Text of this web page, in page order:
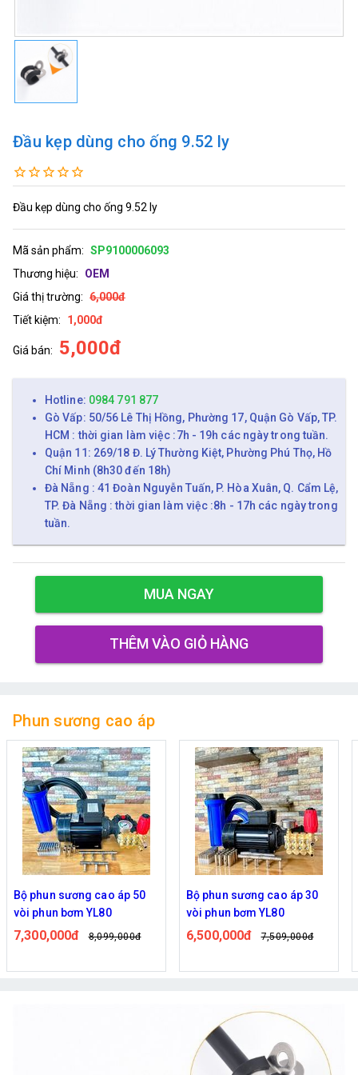
Đầu kẹp dùng cho ống 9.52 ly
Đầu kẹp dùng cho ống 9.52 ly
Mã sản phẩm: SP9100006093
Thương hiệu:
OEM
Giá thị trường: 6,000đ
Tiết kiệm:
1,000đ
Giá bán: 5,000đ
Hotline: 0984 791 877
Gò Vấp: 50/56 Lê Thị Hồng, Phường 17, Quận Gò Vấp, TP.
HCM : thời gian làm việc :7h - 19h các ngày trong tuần.
Quận 11: 269/18 Đ. Lý Thường Kiệt, Phường Phú Thọ, Hồ
Chí Minh (8h30 đến 18h)
Đà Nẵng : 41 Đoàn Nguyễn Tuấn, P. Hòa Xuân, Q. Cẩm Lệ,
TP. Đà Nẵng : thời gian làm việc :8h - 17h các ngày trong
tuần.
MUA NGAY
THÊM VÀO GIỎ HÀNG
Phun sương cao áp
Bộ phun sương cao áp 50
vòi phun bơm YL80
7,300,000đ 8,099,000đ
Bộ phun sương cao áp 30
vòi phun bơm YL80
6,500,000đ 7,509,000đ